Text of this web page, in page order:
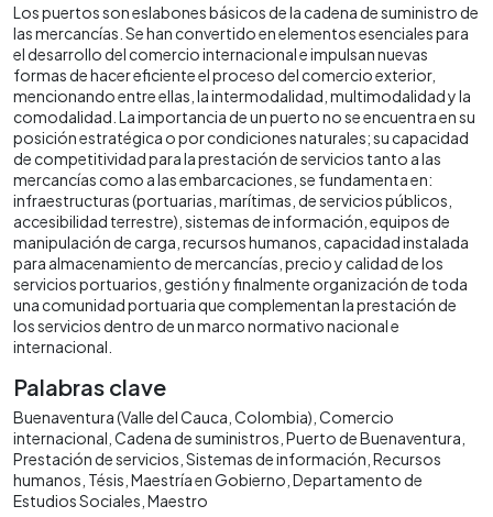
Los puertos son eslabones básicos de la cadena de suministro de
las mercancías. Se han convertido en elementos esenciales para
el desarrollo del comercio internacional e impulsan nuevas
formas de hacer eficiente el proceso del comercio exterior,
mencionando entre ellas, la intermodalidad, multimodalidad y la
comodalidad. La importancia de un puerto no se encuentra en su
posición estratégica o por condiciones naturales; su capacidad
de competitividad para la prestación de servicios tanto a las
mercancías como a las embarcaciones, se fundamenta en:
infraestructuras (portuarias, marítimas, de servicios públicos,
accesibilidad terrestre), sistemas de información, equipos de
manipulación de carga, recursos humanos, capacidad instalada
para almacenamiento de mercancías, precio y calidad de los
servicios portuarios, gestión y finalmente organización de toda
una comunidad portuaria que complementan la prestación de
los servicios dentro de un marco normativo nacional e
internacional.
Palabras clave
Buenaventura (Valle del Cauca, Colombia) Comercio
internacional Cadena de suministros Puerto de Buenaventura
Prestación de servicios Sistemas de información Recursos
humanos Tésis Maestría en Gobierno Departamento de
Estudios Sociales Maestro